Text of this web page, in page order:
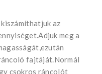
az
meg a
fajtáját.Normál
csokros ráncolót